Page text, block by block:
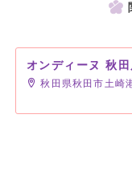
オンディーヌ 秋田
秋田県秋田市土崎